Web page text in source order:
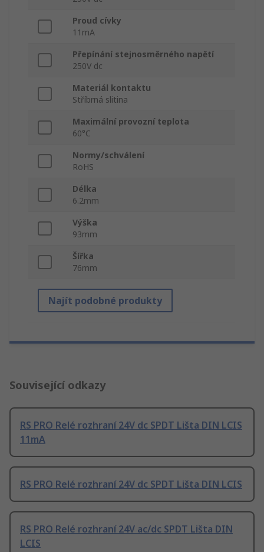
Proud cívky
11mA
Přepínání stejnosměrného napětí
250V dc
Materiál kontaktu
Stříbrná slitina
Maximální provozní teplota
60°C
Normy/schválení
RoHS
Délka
6.2mm
Výška
93mm
Šířka
76mm
Najít podobné produkty
Související odkazy
RS PRO Relé rozhraní 24V dc SPDT Lišta DIN LCIS
11mA
RS PRO Relé rozhraní 24V dc SPDT Lišta DIN LCIS
RS PRO Relé rozhraní 24V ac/dc SPDT Lišta DIN
LCIS